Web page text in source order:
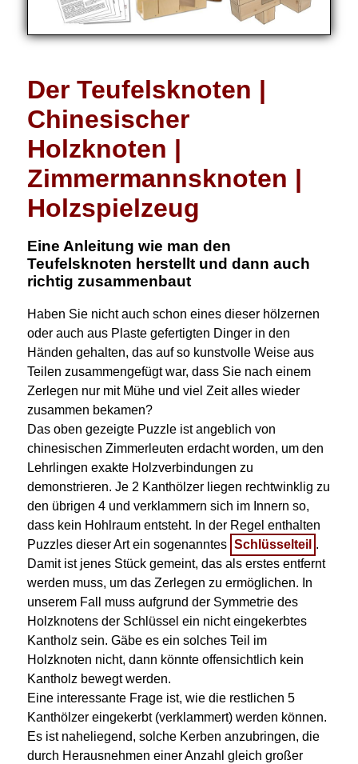
Der Teufelsknoten |
Chinesischer
Holzknoten |
Zimmermannsknoten |
Holzspielzeug
Eine Anleitung wie man den
Teufelsknoten herstellt und dann auch
richtig zusammenbaut
Haben Sie nicht auch schon eines dieser hölzernen
oder auch aus Plaste gefertigten Dinger in den
Händen gehalten, das auf so kunstvolle Weise aus
Teilen zusammengefügt war, dass Sie nach einem
Zerlegen nur mit Mühe und viel Zeit alles wieder
zusammen bekamen?
Das oben gezeigte Puzzle ist angeblich von
chinesischen Zimmerleuten erdacht worden, um den
Lehrlingen exakte Holzverbindungen zu
demonstrieren. Je 2 Kanthölzer liegen rechtwinklig zu
den übrigen 4 und verklammern sich im Innern so,
dass kein Hohlraum entsteht. In der Regel enthalten
Puzzles dieser Art ein sogenanntes Schlüsselteil .
Damit ist jenes Stück gemeint, das als erstes entfernt
werden muss, um das Zerlegen zu ermöglichen. In
unserem Fall muss aufgrund der Symmetrie des
Holzknotens der Schlüssel ein nicht eingekerbtes
Kantholz sein. Gäbe es ein solches Teil im
Holzknoten nicht, dann könnte offensichtlich kein
Kantholz bewegt werden.
Eine interessante Frage ist, wie die restlichen 5
Kanthölzer eingekerbt (verklammert) werden können.
Es ist naheliegend, solche Kerben anzubringen, die
durch Herausnehmen einer Anzahl gleich großer